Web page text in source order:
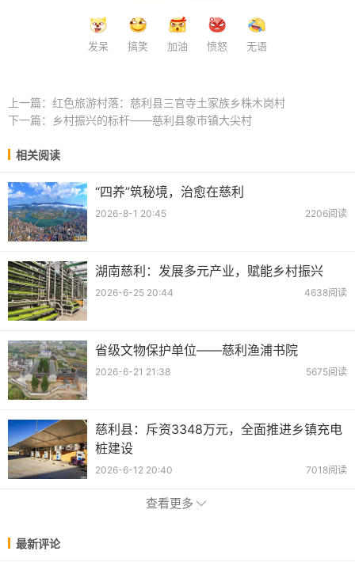
发呆 搞笑 加油 愤怒 无语
上一篇： 红色旅游村落：慈利县三官寺土家族乡株木岗村
下一篇：
乡村振兴的标杆——慈利县象市镇大尖村
相关阅读
“四养”筑秘境，治愈在慈利
2026-8-1 20:45 2206阅读
湖南慈利：发展多元产业，赋能乡村振兴
2026-6-25 20:44 4638阅读
省级文物保护单位——慈利渔浦书院
2026-6-21 21:38 5675阅读
慈利县：斥资3348万元，全面推进乡镇充电
桩建设
2026-6-12 20:40 7018阅读
查看更多
最新评论